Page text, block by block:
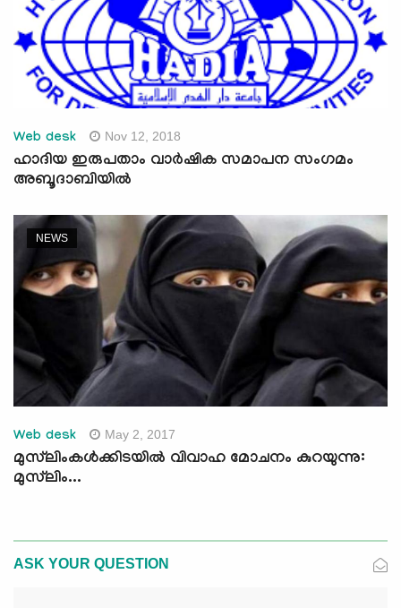
Web desk Nov 12, 2018
ഹാദിയ ഇരുപതാം വാര്‍ഷിക സമാപന സംഗമം
അബൂദാബിയില്‍
NEWS
Web desk May 2, 2017
മുസ്‌ലിംകള്‍ക്കിടയില്‍ വിവാഹ മോചനം കുറയുന്നു:
മുസ്‌ലിം...
ASK YOUR QUESTION